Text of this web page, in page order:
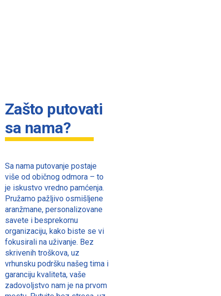
Zašto putovati
sa nama?
Sa nama putovanje postaje
više od običnog odmora – to
je iskustvo vredno pamćenja.
Pružamo pažljivo osmišljene
aranžmane, personalizovane
savete i besprekornu
organizaciju, kako biste se vi
fokusirali na uživanje. Bez
skrivenih troškova, uz
vrhunsku podršku našeg tima i
garanciju kvaliteta, vaše
zadovoljstvo nam je na prvom